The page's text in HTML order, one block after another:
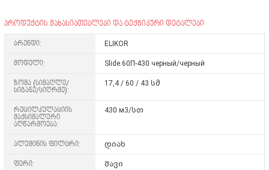
პროდუქტის მახასიათებლები და ტექნიკური დეტალები
ბრენდი: ELIKOR
მოდელი: Slide 60П-430 черный/черный
ზომა (სიმაღლე/
სიგანე/სიღრმე):
17,4 / 60 / 43 სმ
რეცილკულაციის
მაქსიმალური
აღწარმოება:
430 м3/სთ
ალუმინის ფილტრი: დიახ
ფერი: შავი